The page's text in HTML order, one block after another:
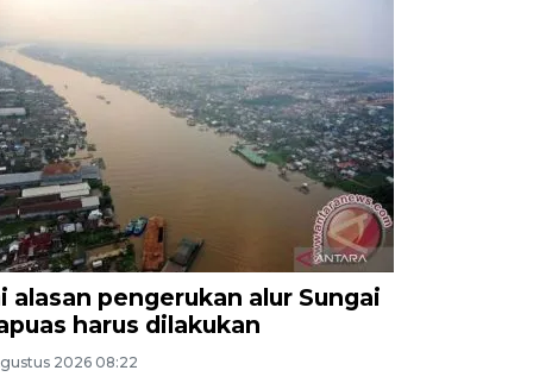
alasan pengerukan alur Sungai
harus dilakukan
2026 08:22